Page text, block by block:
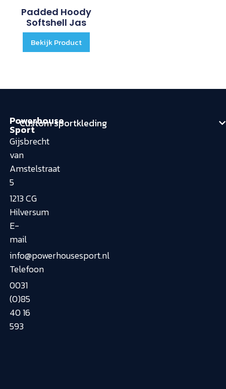
Padded Hoody
Softshell Jas
Bekijk Product
Powerhouse
Sport
Gijsbrecht
van
Amstelstraat
5
1213 CG
Hilversum
E-
mail
info@powerhousesport.nl
Telefoon
0031
(0)85
40 16
593
Custom sportkleding